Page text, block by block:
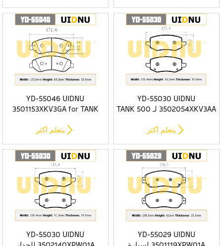
YD-55046 UIDNU
3501153XKV3GA for TANK
الفرامل الأمامية المصنوعة من
السيراميك
يتعلم أكثر 
YD-55030 UIDNU
3502054XKV3AA لـ TANK 500
المصنوعة من السيراميك
يتعلم أكثر 
YD-55030 UIDNU
YD-55029 UIDNU